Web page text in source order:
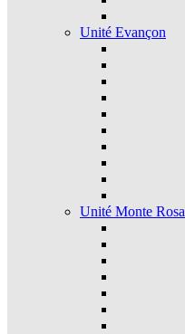
Unité Evançon
Unité Monte Rosa